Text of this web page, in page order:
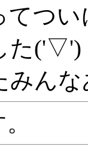
てつ
た('▽')
みん